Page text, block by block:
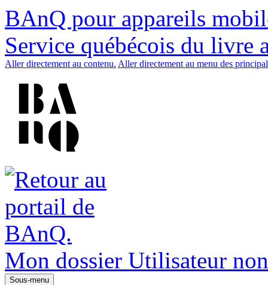
BAnQ pour appareils
Service québécois du livre
Aller directement au contenu. Aller directement au menu des
Mon dossier Utilisateur
Sous-menu